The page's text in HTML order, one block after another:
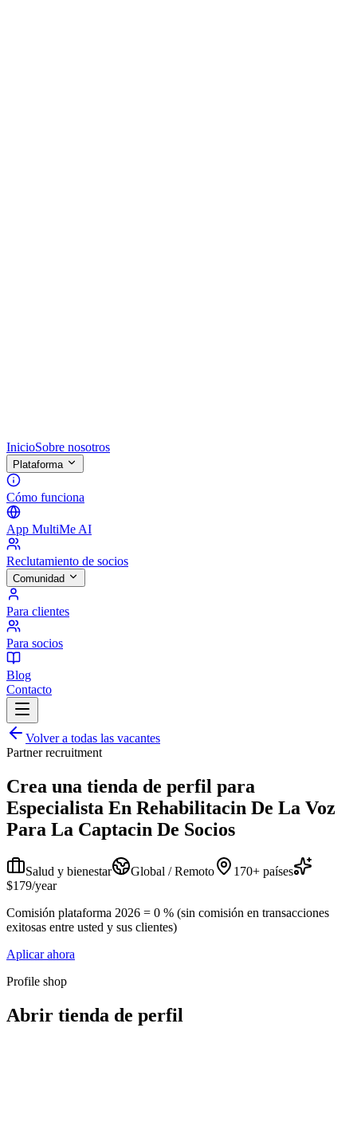
InicioSobre nosotros
Plataforma
Cómo funciona
App MultiMe AI
Reclutamiento de socios
Comunidad
Para clientes
Para socios
Blog
Contacto
Volver a todas las vacantes
Partner recruitment
Crea una tienda de perfil para
Especialista En Rehabilitacin De La Voz
Para La Captacin De Socios
Salud y bienestar Global / Remoto
170+ países
$179/year
Comisión plataforma 2026 = 0 % (sin comisión en transacciones
exitosas entre usted y sus clientes)
Aplicar ahora
Profile shop
Abrir tienda de perfil